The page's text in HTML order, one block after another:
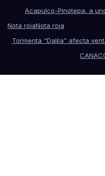
Acapulco-Pinotepa, a
Nota rojaNota roja
Tormenta “Dalila” afecta